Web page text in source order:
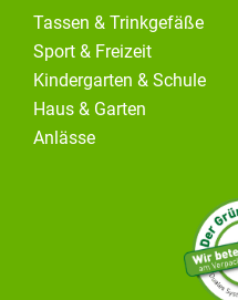
Tassen & Trinkgefäße
Sport & Freizeit
Kindergarten & Schule
Haus & Garten
Anlässe